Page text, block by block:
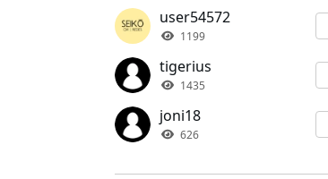
user54572
1199
tigerius
1435
joni18
626